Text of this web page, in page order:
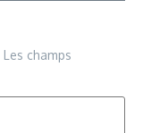
Les champs